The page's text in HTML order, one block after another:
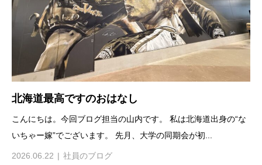
北海道最高ですのおはなし
こんにちは。今回ブログ担当の山内です。 私は北海道出身の“な
いちゃー嫁”でございます。 先月、大学の同期会が初...
2026.06.22 社員のブログ